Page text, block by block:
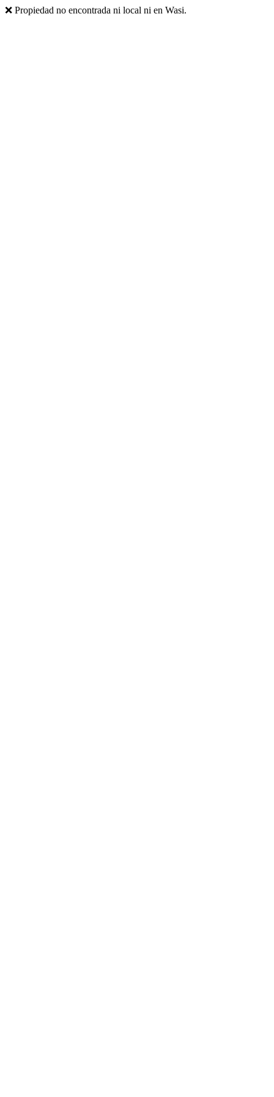
❌ Propiedad no encontrada ni local ni en Wasi.